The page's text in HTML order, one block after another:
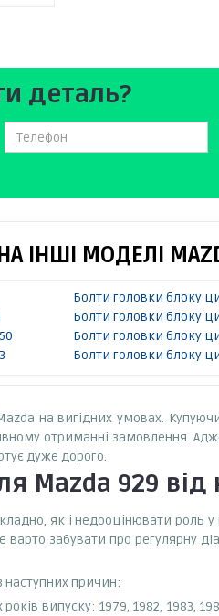
деталь?
ІНШІ МОДЕЛІ
Болти головки блоку
Болти головки блоку
Болти головки блоку
Болти головки блоку
на вигідних умовах.
отриманні замовлення.
дуже дорого.
Mazda 929 від
як і недооцінювати роль
забувати про регулярну
наступних причин:
випуску: 1979, 1982, 1983,